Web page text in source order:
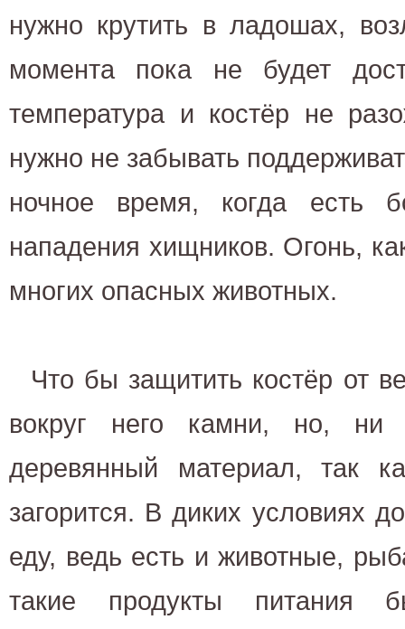
нужно крутить в ладошах,
момента пока не будет
температура и костёр не
нужно не забывать
ночное время, когда есть
нападения хищников. Огонь,
многих опасных животных.
Что бы защитить костёр от
вокруг него камни, но,
деревянный материал, так
загорится. В диких условиях
еду, ведь есть и животные,
такие продукты питания